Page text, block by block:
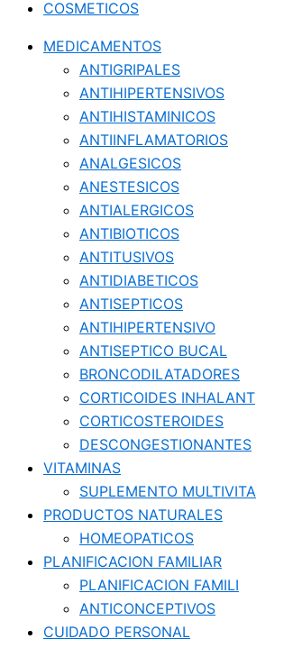
COSMETICOS
MEDICAMENTOS
ANTIGRIPALES
ANTIHIPERTENSIVOS
ANTIHISTAMINICOS
ANTIINFLAMATORIOS
ANALGESICOS
ANESTESICOS
ANTIALERGICOS
ANTIBIOTICOS
ANTITUSIVOS
ANTIDIABETICOS
ANTISEPTICOS
ANTIHIPERTENSIVO
ANTISEPTICO BUCAL
BRONCODILATADORES
CORTICOIDES INHALANT
CORTICOSTEROIDES
DESCONGESTIONANTES
VITAMINAS
SUPLEMENTO MULTIVITA
PRODUCTOS NATURALES
HOMEOPATICOS
PLANIFICACION FAMILIAR
PLANIFICACION FAMILI
ANTICONCEPTIVOS
CUIDADO PERSONAL